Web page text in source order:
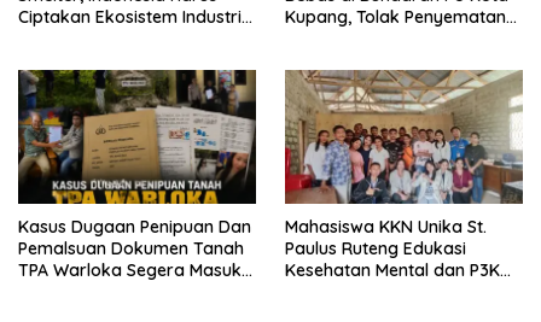
Ciptakan Ekosistem Industri
Kupang, Tolak Penyematan
Kasus Dugaan Penipuan Dan
Pemalsuan Dokumen Tanah
TPA Warloka Segera Masuk
Mahasiswa KKN Unika St.
Paulus Ruteng Edukasi
Kesehatan Mental dan P3K